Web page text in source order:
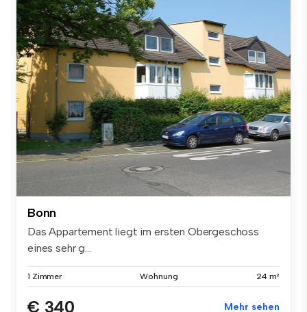
Bonn
Das Appartement liegt im ersten Obergeschoss
eines sehr g...
1 Zimmer Wohnung 24 m²
€ 340 Mehr sehen